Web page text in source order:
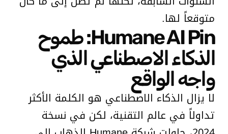
متوقعاً لها.
Humane AI Pin: طموح
الذكاء الاصطناعي الذي
واجه الواقع
لا يزال الذكاء الاصطناعي هو الكلمة الأكثر
تداولاً في عالم التقنية، لكن في نسخة